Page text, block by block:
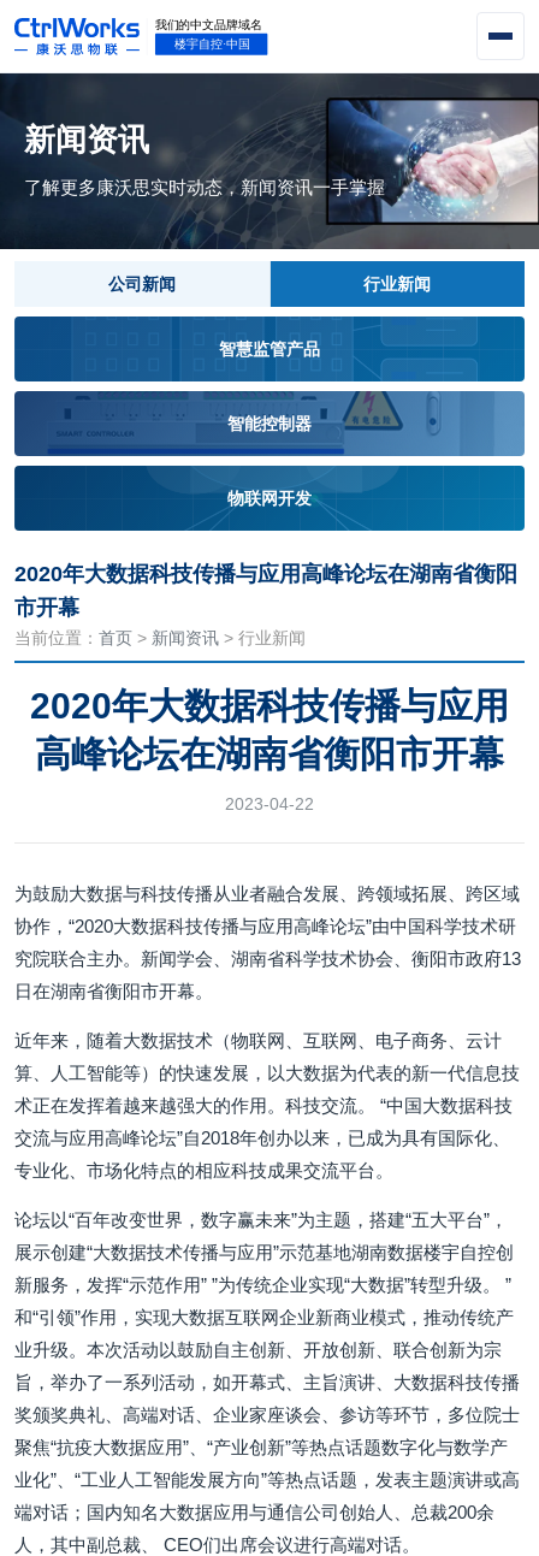
新闻资讯
了解更多康沃思实时动态，新闻资讯一手掌握
公司新闻 行业新闻
智慧监管产品
智能控制器
物联网开发
2020年大数据科技传播与应用高峰论坛在湖南省衡阳
市开幕
当前位置： 首页 > 新闻资讯 > 行业新闻
2020年大数据科技传播与应用
高峰论坛在湖南省衡阳市开幕
2023-04-22
为鼓励大数据与科技传播从业者融合发展、跨领域拓展、跨区域
协作，“2020大数据科技传播与应用高峰论坛”由中国科学技术研
究院联合主办。新闻学会、湖南省科学技术协会、衡阳市政府13
日在湖南省衡阳市开幕。
近年来，随着大数据技术（物联网、互联网、电子商务、云计
算、人工智能等）的快速发展，以大数据为代表的新一代信息技
术正在发挥着越来越强大的作用。科技交流。 “中国大数据科技
交流与应用高峰论坛”自2018年创办以来，已成为具有国际化、
专业化、市场化特点的相应科技成果交流平台。
论坛以“百年改变世界，数字赢未来”为主题，搭建“五大平台”，
展示创建“大数据技术传播与应用”示范基地湖南数据楼宇自控创
新服务，发挥“示范作用” ”为传统企业实现“大数据”转型升级。 ”
和“引领”作用，实现大数据互联网企业新商业模式，推动传统产
业升级。本次活动以鼓励自主创新、开放创新、联合创新为宗
旨，举办了一系列活动，如开幕式、主旨演讲、大数据科技传播
奖颁奖典礼、高端对话、企业家座谈会、参访等环节，多位院士
聚焦“抗疫大数据应用”、“产业创新”等热点话题数字化与数学产
业化”、“工业人工智能发展方向”等热点话题，发表主题演讲或高
端对话；国内知名大数据应用与通信公司创始人、总裁200余
人，其中副总裁、 CEO们出席会议进行高端对话。